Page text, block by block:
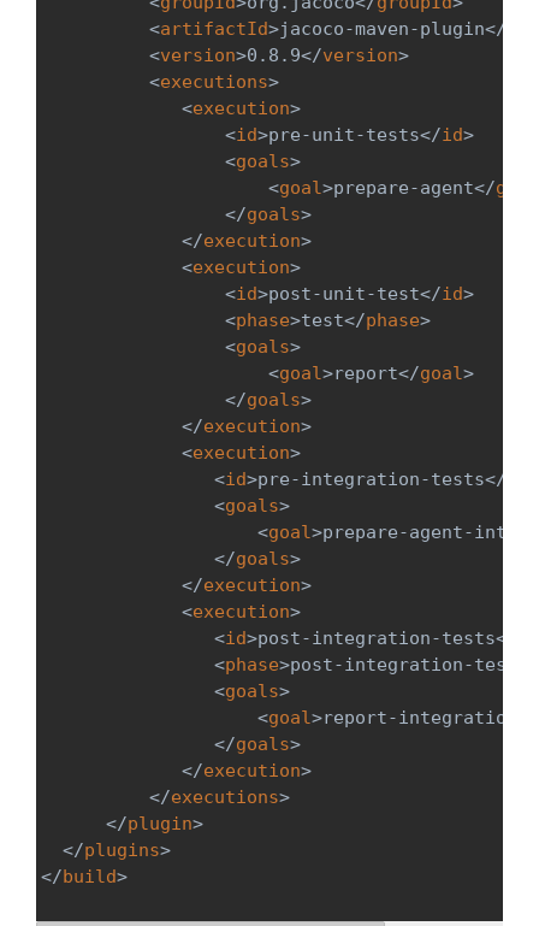
<artifactId>jacoco-maven-plugin</
<version>0.8.9</version>
<executions>
<execution>
<id>pre-unit-tests</id>
<goals>
<goal>prepare-agent</goal
</goals>
</execution>
<execution>
<id>post-unit-test</id>
<phase>test</phase>
<goals>
<goal>report</goal>
</goals>
</execution>
<execution>
<id>pre-integration-tests</
<goals>
<goal>prepare-agent-
</goals>
</execution>
<execution>
<id>post-integration-tests</
<phase>post-integration-test
<goals>
<goal>report-integration
</goals>
</execution>
</executions>
</plugin>
</plugins>
</build>